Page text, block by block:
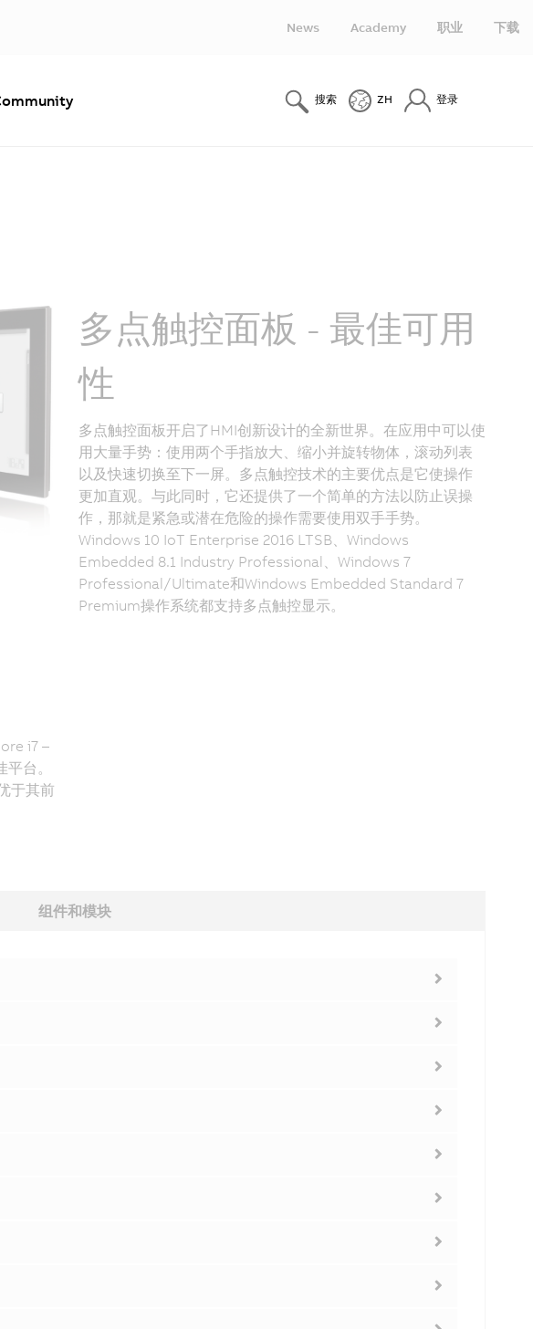
News Academy 职业 下载
搜索 ZH 登录
多点触控面板 - 最佳可用
性
多点触控面板开启了HMI创新设计的全新世界。在应用中可以使
用大量手势：使用两个手指放大、缩小并旋转物体，滚动列表
以及快速切换至下一屏。多点触控技术的主要优点是它使操作
更加直观。与此同时，它还提供了一个简单的方法以防止误操
作，那就是紧急或潜在危险的操作需要使用双手手势。
Windows 10 IoT Enterprise 2016 LTSB、Windows
Embedded 8.1 Industry Professional、Windows 7
Professional/Ultimate和Windows Embedded Standard 7
Premium操作系统都支持多点触控显示。
i7 –
台。
于其前
组件和模块